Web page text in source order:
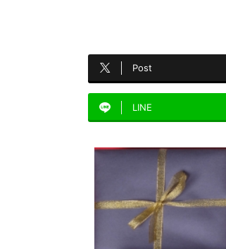
Post
LINE